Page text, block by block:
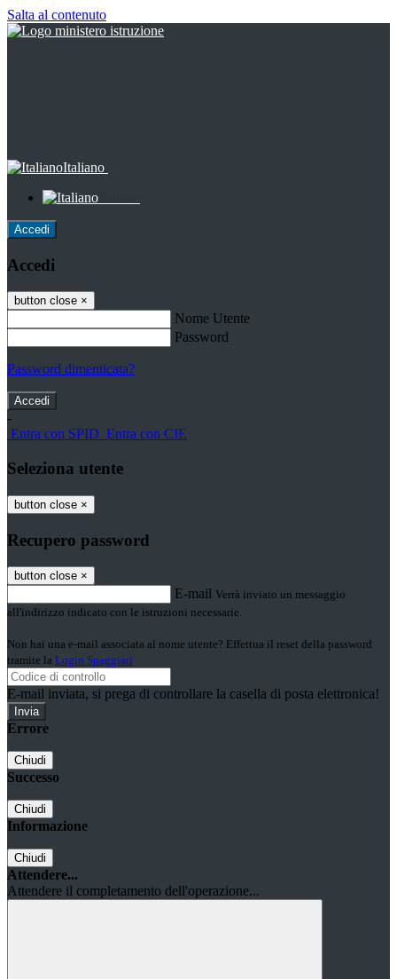
Salta al contenuto
Italiano
Accedi
Accedi
button close ×
Nome Utente
Password
Password dimenticata?
-
Entra con SPID Entra con CIE
Seleziona utente
button close ×
Recupero password
button close ×
E-mail Verrà inviato un messaggio
all'indirizzo indicato con le istruzioni necessarie.
Non hai una e-mail associata al nome utente? Effettua il reset della password
tramite la Login Spaggiari
E-mail inviata, si prega di controllare la casella di posta elettronica!
Errore
Chiudi
Successo
Chiudi
Informazione
Chiudi
Attendere...
Attendere il completamento dell'operazione...